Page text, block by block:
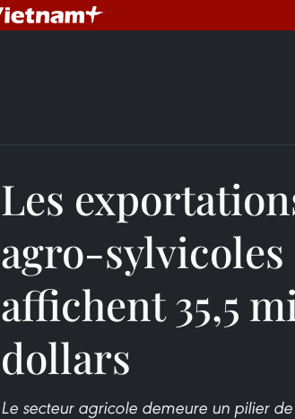
Les
agro-sylvicoles
affichent 35,5
dollars
Le secteur agricole demeure un pilier